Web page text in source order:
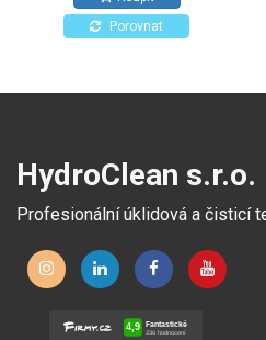
Porovnat
HydroClean s.r.o.
Profesionální úklidová a čisticí